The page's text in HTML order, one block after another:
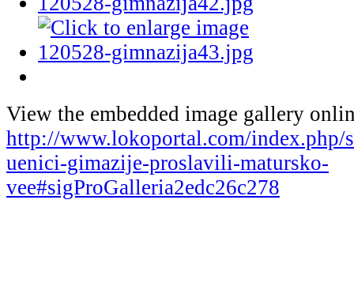
View the embedded image gallery
http://www.lokoportal.com/index.php/
uenici-gimazije-proslavili-matursko-
vee#sigProGalleria2edc26c278